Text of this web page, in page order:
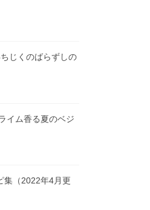
ちじくのばらずしの
イム香る夏のベジ
集（2022年4月更